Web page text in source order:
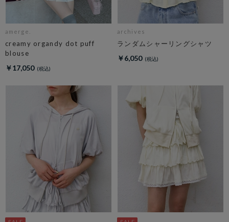
amerge.
creamy organdy dot puff
blouse
￥17,050
archives
ランダムシャーリングシャツ
￥6,050